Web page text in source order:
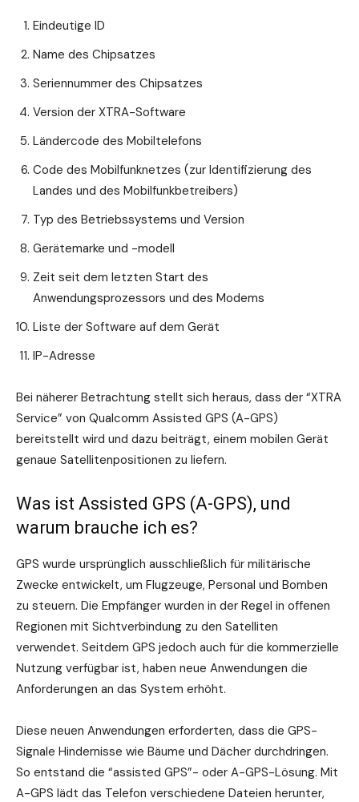
Eindeutige ID
Name des Chipsatzes
Seriennummer des Chipsatzes
Version der XTRA-Software
Ländercode des Mobiltelefons
Code des Mobilfunknetzes (zur Identifizierung des
Landes und des Mobilfunkbetreibers)
Typ des Betriebssystems und Version
Gerätemarke und -modell
Zeit seit dem letzten Start des
Anwendungsprozessors und des Modems
Liste der Software auf dem Gerät
IP-Adresse
Bei näherer Betrachtung stellt sich heraus, dass der “XTRA
Service” von Qualcomm Assisted GPS (A-GPS)
bereitstellt wird und dazu beiträgt, einem mobilen Gerät
genaue Satellitenpositionen zu liefern.
Was ist Assisted GPS (A-GPS), und
warum brauche ich es?
GPS wurde ursprünglich ausschließlich für militärische
Zwecke entwickelt, um Flugzeuge, Personal und Bomben
zu steuern. Die Empfänger wurden in der Regel in offenen
Regionen mit Sichtverbindung zu den Satelliten
verwendet. Seitdem GPS jedoch auch für die kommerzielle
Nutzung verfügbar ist, haben neue Anwendungen die
Anforderungen an das System erhöht.
Diese neuen Anwendungen erforderten, dass die GPS-
Signale Hindernisse wie Bäume und Dächer durchdringen.
So entstand die “assisted GPS”- oder A-GPS-Lösung. Mit
A-GPS lädt das Telefon verschiedene Dateien herunter,